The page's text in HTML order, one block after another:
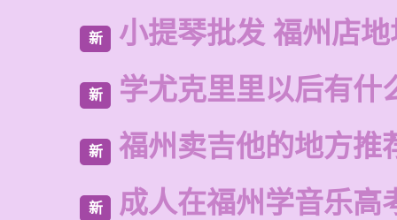
新 小提琴批发 福州店地
新 学尤克里里以后有什
新 福州卖吉他的地方推
新 成人在福州学音乐高